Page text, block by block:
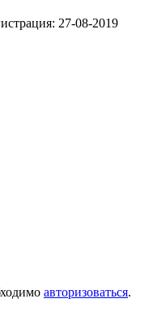
27-08-2019
авторизоваться.